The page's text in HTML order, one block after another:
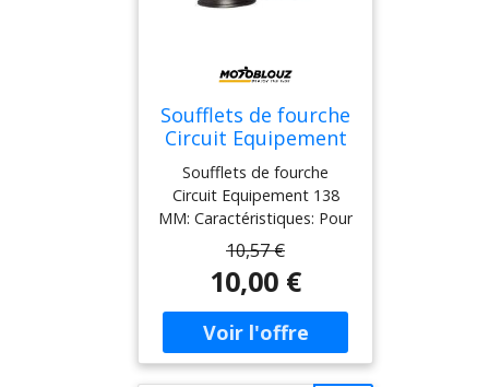
Soufflets de fourche
Circuit Equipement
138 MM Noir
Soufflets de fourche
Circuit Equipement 138
MM: Caractéristiques: Pour
protéger vos fourches et
remettre un coup de frais
sur votre machine vintage,
les soufflets de fourche
Circuit sont l’accessoire
indispensable à votre
moto. Fabriqués avec un
10,57 €
10,00 €